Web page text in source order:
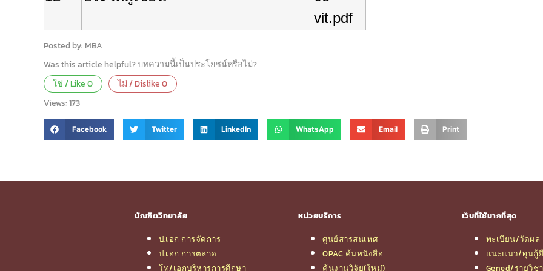
vit.pdf
Posted by: MBA
Was this article helpful? บทความนี้เป็นประโยชน์หรือไม่?
ใช่ / Like0 ไม่ / Dislike0
Views:173
Facebook Twitter LinkedIn WhatsApp Email Print
บัณฑิตวิทยาลัย
ป.เอก การจัดการ
ป.เอก การตลาด
โท/เอกบริหารการศึกษา
หน่วยบริการ
ศูนย์สารสนเทศ
OPAC ค้นหนังสือ
ค้นงานวิจัย(ใหม่)
เว็บที่ใช้มากที่สุด
ทะเบียน/วัดผล
แนะแนว/ทุนกู้
Gened/รายวิชา